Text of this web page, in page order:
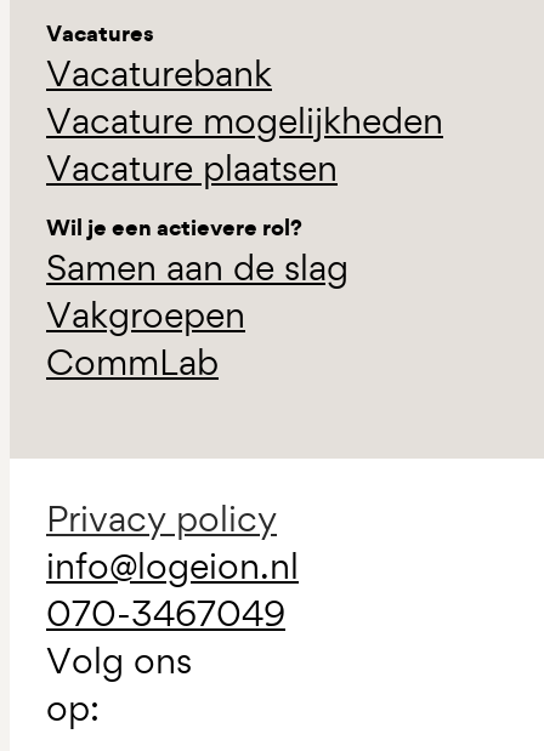
Vacatures
Vacaturebank
Vacature mogelijkheden
Vacature plaatsen
Wil je een actievere rol?
Samen aan de slag
Vakgroepen
CommLab
Privacy policy
info@logeion.nl
070-3467049
Volg ons
op: